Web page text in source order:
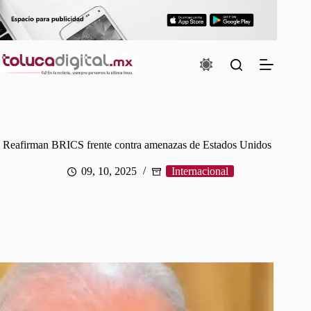
Saltar
al
contenido
Reafirman BRICS frente contra amenazas de Estados Unidos
09, 10, 2025 Internacional